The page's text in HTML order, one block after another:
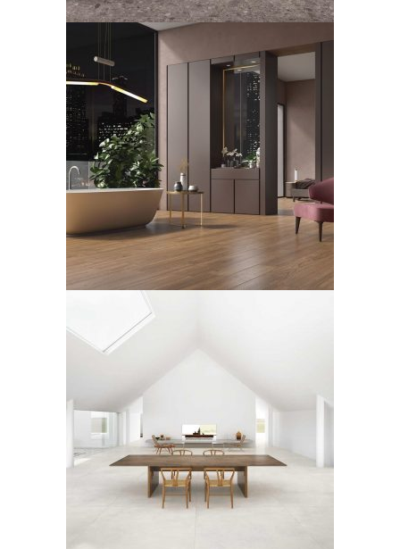
Kerlite, Woodland
LEGGI TUTTO
Marazzi, collezione Grande
LEGGI TUTTO